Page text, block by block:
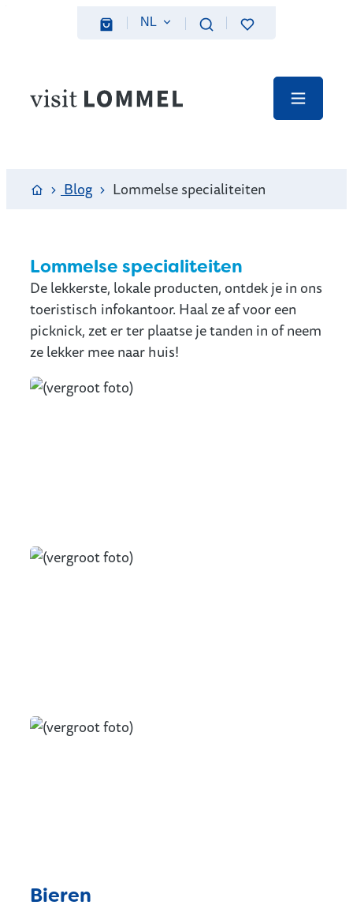
Naar inhoud
Webshop
NL
ZoekenFavorieten
Visit Lommel Menu
Startpagina
Blog Lommelse specialiteiten
Lommelse specialiteiten
De lekkerste, lokale producten, ontdek je in ons
toeristisch infokantoor. Haal ze af voor een
picknick, zet er ter plaatse je tanden in of neem
ze lekker mee naar huis!
Bieren